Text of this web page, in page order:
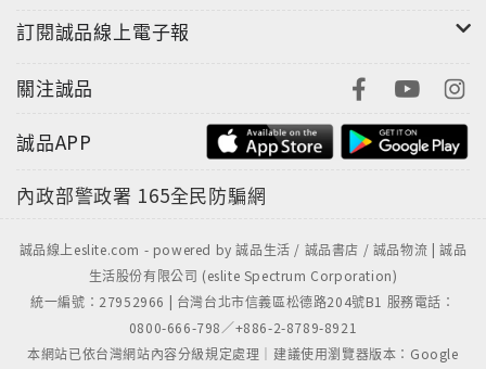
訂閱誠品線上電子報
關注誠品
誠品APP
內政部警政署 165全民防騙網
誠品線上eslite.com - powered by 誠品生活 / 誠品書店 / 誠品物流 | 誠品
生活股份有限公司 (eslite Spectrum Corporation)
統一編號：27952966 | 台灣台北市信義區松德路204號B1 服務電話：
0800-666-798／+886-2-8789-8921
本網站已依台灣網站內容分級規定處理｜建議使用瀏覽器版本：Google